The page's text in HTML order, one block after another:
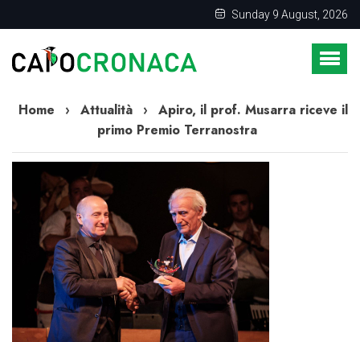
Sunday 9 August, 2026
Home › Attualità ›
Apiro, il prof. Musarra riceve il
primo Premio Terranostra